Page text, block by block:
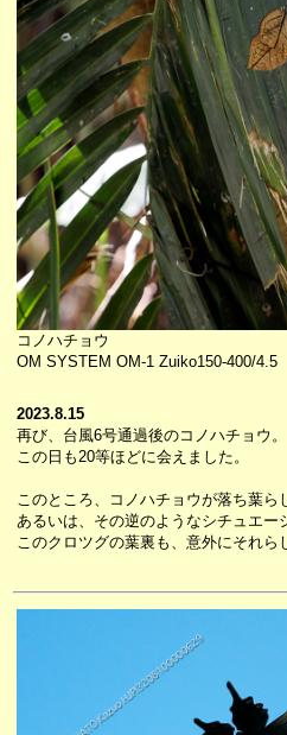
コノハチョウ
OM SYSTEM OM-1 Zuiko150-400/4.5
2023.8.15
再び、台風6号通過後のコノハチョウ。
この日も20等ほどに会えました。
このところ、コノハチョウが落ち葉ら
あるいは、その逆のようなシチュエ
このクロツグの葉裏も、意外にそれら